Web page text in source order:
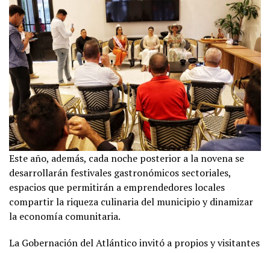
Este año, además, cada noche posterior a la novena se
desarrollarán festivales gastronómicos sectoriales,
espacios que permitirán a emprendedores locales
compartir la riqueza culinaria del municipio y dinamizar
la economía comunitaria.
La Gobernación del Atlántico invitó a propios y visitantes